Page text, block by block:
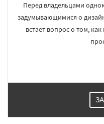
Перед владельцами
задумывающимися о
встает вопрос о том,